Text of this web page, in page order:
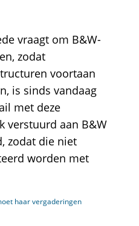
vraagt om B&W-
zodat
voortaan
is sinds vandaag
met deze
verstuurd aan B&W
zodat die niet
worden met
haar vergaderingen